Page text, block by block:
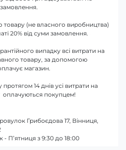
товару (не власного виробництва)
20% від суми замовлення.
випадку всі витрати на
товару, за допомогою
магазин.
14 днів усі витрати на
оплачуються покупцем!
Грибоєдова 17, Вінниця,
- П’ятниця з 9:30 до 18:00